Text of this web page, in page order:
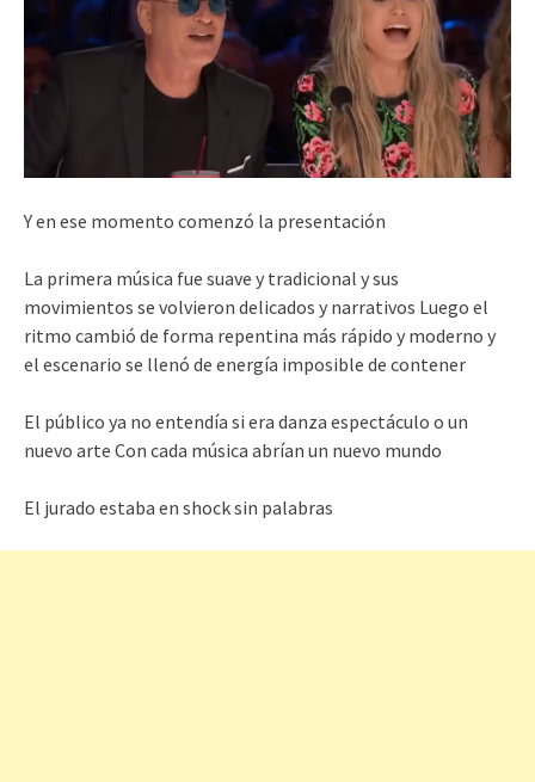
Y en ese momento comenzó la presentación
La primera música fue suave y tradicional y sus
movimientos se volvieron delicados y narrativos Luego el
ritmo cambió de forma repentina más rápido y moderno y
el escenario se llenó de energía imposible de contener
El público ya no entendía si era danza espectáculo o un
nuevo arte Con cada música abrían un nuevo mundo
El jurado estaba en shock sin palabras